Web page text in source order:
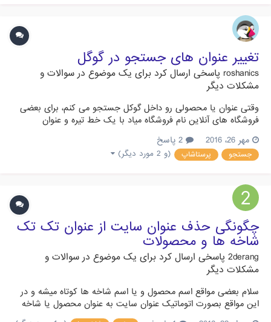
تغییر عنوان های جستجو در گوگل
roshanics پاسخی ارسال کرد برای یک موضوع در سوالات و
مشکلات دیگر
وقتی عنوان یا محصولی رو داخل گوکل جستجو می کنم، برای بعضی
فروشگاه های آنلاین نام فروشگاه میاد با یک خط تیره و عنوان
صورت نمونه شماره 2 میاد: (فایل پیوست) چطور می شه به صورت
نمونه شماره یک تغییر داد این مورد رو؟ منظور از عنوان جستجو شده
مهر 26، 2016
جستجو پرستاشاپ (و 2 مورد دیگر)
چگونگی حذف عنوان سایت از عنوان تک تک
شاخه ها و محصولات
2derang پاسخی ارسال کرد برای یک موضوع در سوالات و
مشکلات دیگر
سلام بعضی مواقع اسم محصول و یا اسم شاخه ها کوتاه میشه و در
این مواقع بصورت اتوماتیک عنوان سایت به عنوان محصول یا شاخه
مورد نظر اضافه میشه . این باعث میشه تا حدودی عنوان زیبا نشه و